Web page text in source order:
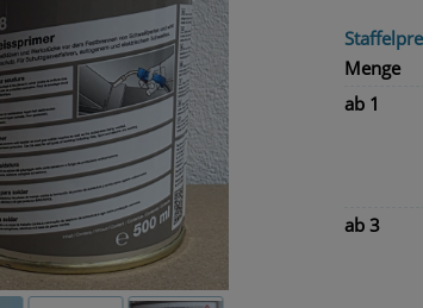
Menge
ab 1
ab 3